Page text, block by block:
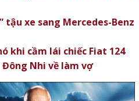
tậu xe sang Mercedes-Benz
khi cầm lái chiếc Fiat 124
Đông Nhi về làm vợ